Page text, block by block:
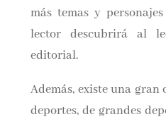
más temas y
lector descubrirá al
editorial.
Además, existe una gran
deportes, de grandes